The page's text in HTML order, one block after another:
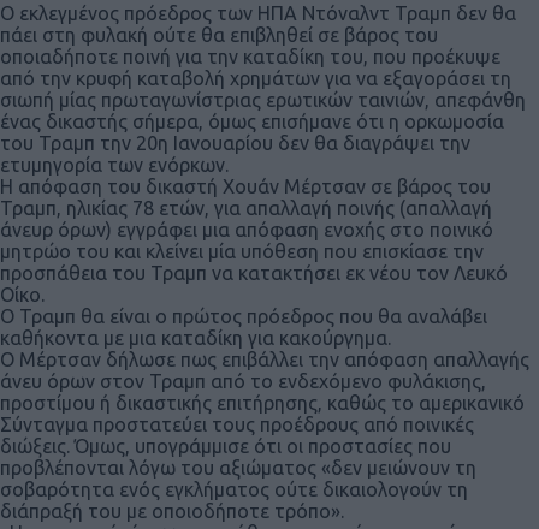
Ο εκλεγμένος πρόεδρος των ΗΠΑ Ντόναλντ Τραμπ δεν θα
πάει στη φυλακή ούτε θα επιβληθεί σε βάρος του
οποιαδήποτε ποινή για την καταδίκη του, που προέκυψε
από την κρυφή καταβολή χρημάτων για να εξαγοράσει τη
σιωπή μίας πρωταγωνίστριας ερωτικών ταινιών, απεφάνθη
ένας δικαστής σήμερα, όμως επισήμανε ότι η ορκωμοσία
του Τραμπ την 20η Ιανουαρίου δεν θα διαγράψει την
ετυμηγορία των ενόρκων.
Η απόφαση του δικαστή Χουάν Μέρτσαν σε βάρος του
Τραμπ, ηλικίας 78 ετών, για απαλλαγή ποινής (απαλλαγή
άνευρ όρων) εγγράφει μια απόφαση ενοχής στο ποινικό
μητρώο του και κλείνει μία υπόθεση που επισκίασε την
προσπάθεια του Τραμπ να κατακτήσει εκ νέου τον Λευκό
Οίκο.
Ο Τραμπ θα είναι ο πρώτος πρόεδρος που θα αναλάβει
καθήκοντα με μια καταδίκη για κακούργημα.
Ο Μέρτσαν δήλωσε πως επιβάλλει την απόφαση απαλλαγής
άνευ όρων στον Τραμπ από το ενδεχόμενο φυλάκισης,
προστίμου ή δικαστικής επιτήρησης, καθώς το αμερικανικό
Σύνταγμα προστατεύει τους προέδρους από ποινικές
διώξεις. Όμως, υπογράμμισε ότι οι προστασίες που
προβλέπονται λόγω του αξιώματος «δεν μειώνουν τη
σοβαρότητα ενός εγκλήματος ούτε δικαιολογούν τη
διάπραξή του με οποιοδήποτε τρόπο».